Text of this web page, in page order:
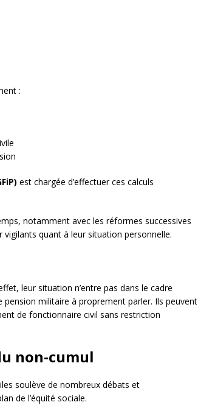
:
est chargée d’effectuer ces calculs
notamment avec les réformes successives
quant à leur situation personnelle.
leur situation n’entre pas dans le cadre
pension militaire à proprement parler. Ils peuvent
de fonctionnaire civil sans restriction
non-cumul
soulève de nombreux débats et
de l’équité sociale.